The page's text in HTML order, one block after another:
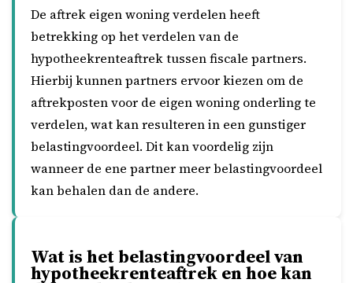
De aftrek eigen woning verdelen heeft
betrekking op het verdelen van de
hypotheekrenteaftrek tussen fiscale partners.
Hierbij kunnen partners ervoor kiezen om de
aftrekposten voor de eigen woning onderling te
verdelen, wat kan resulteren in een gunstiger
belastingvoordeel. Dit kan voordelig zijn
wanneer de ene partner meer belastingvoordeel
kan behalen dan de andere.
Wat is het belastingvoordeel van
hypotheekrenteaftrek en hoe kan